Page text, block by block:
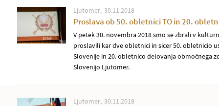
Ljutomer 30.11.2018
Proslava ob 50. obletnici TO in 20.
V petek 30. novembra 2018 smo se zbrali v
proslavili kar dve obletnici in sicer 50. obletnicio
Slovenije in 20. obletnico delovanja območnega
Slovenijo Ljutomer.
Ljutomer 30.11.2018